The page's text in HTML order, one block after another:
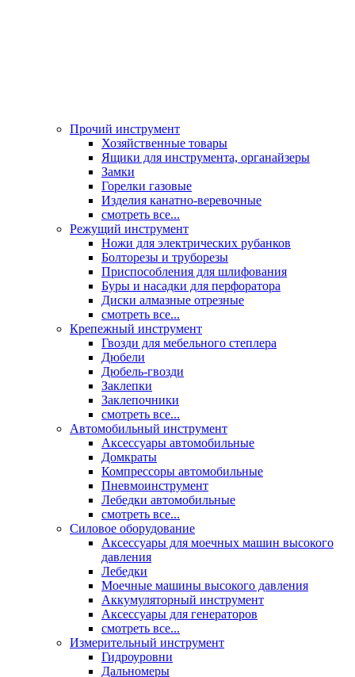
Прочий инструмент
Хозяйственные товары
Ящики для инструмента, органайзеры
Замки
Горелки газовые
Изделия канатно-веревочные
смотреть все...
Режущий инструмент
Ножи для электрических рубанков
Болторезы и труборезы
Приспособления для шлифования
Буры и насадки для перфоратора
Диски алмазные отрезные
смотреть все...
Крепежный инструмент
Гвозди для мебельного степлера
Дюбели
Дюбель-гвозди
Заклепки
Заклепочники
смотреть все...
Автомобильный инструмент
Аксессуары автомобильные
Домкраты
Компрессоры автомобильные
Пневмоинструмент
Лебедки автомобильные
смотреть все...
Силовое оборудование
Аксессуары для моечных машин высокого
давления
Лебедки
Моечные машины высокого давления
Аккумуляторный инструмент
Аксессуары для генераторов
смотреть все...
Измерительный инструмент
Гидроуровни
Дальномеры